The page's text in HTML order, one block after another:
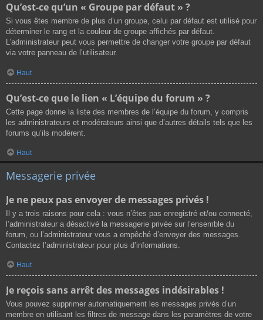
Qu’est-ce qu’un « Groupe par défaut » ?
Si vous êtes membre de plus d’un groupe, celui par défaut est utilisé pour
déterminer le rang et la couleur de groupe affichés par défaut.
L’administrateur peut vous permettre de changer votre groupe par défaut
via votre panneau de l’utilisateur.
Haut
Qu’est-ce que le lien « L’équipe du forum » ?
Cette page donne la liste des membres de l’équipe du forum, y compris
les administrateurs et modérateurs ainsi que d’autres détails tels que les
forums qu’ils modèrent.
Haut
Messagerie privée
Je ne peux pas envoyer de messages privés !
Il y a trois raisons pour cela : vous n’êtes pas enregistré et/ou connecté,
l’administrateur a désactivé la messagerie privée sur l’ensemble du
forum, ou l’administrateur vous a empêché d’envoyer des messages.
Contactez l’administrateur pour plus d’informations.
Haut
Je reçois sans arrêt des messages indésirables !
Vous pouvez supprimer automatiquement les messages privés d’un
membre en utilisant les filtres de message dans les paramètres de votre